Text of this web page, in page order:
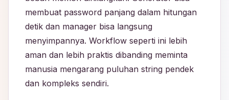
membuat password panjang dalam hitungan
detik dan manager bisa langsung
menyimpannya. Workflow seperti ini lebih
aman dan lebih praktis dibanding meminta
manusia mengarang puluhan string pendek
dan kompleks sendiri.